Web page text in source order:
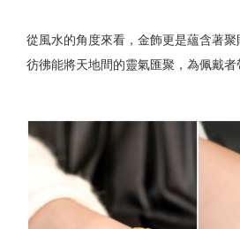
從風水的角度來看，金飾更是蘊含著
彷彿能將天地間的靈氣匯聚，為佩戴者